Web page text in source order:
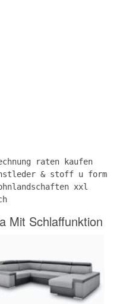
raten kaufen
& stoff u form
xxl
Mit Schlaffunktion